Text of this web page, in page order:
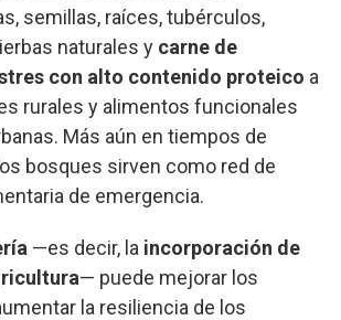
semillas, raíces, tubérculos,
naturales y carne de
con alto contenido proteico a
rurales y alimentos funcionales
Más aún en tiempos de
bosques sirven como red de
de emergencia.
—es decir, la incorporación de
— puede mejorar los
la resiliencia de los